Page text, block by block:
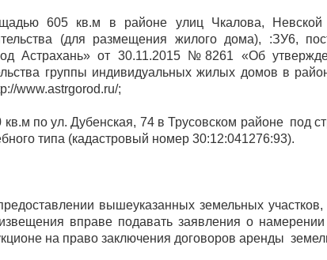
605 кв.м в районе улиц Чкалова,
(для размещения жилого дома), :ЗУ6,
Астрахань» от 30.11.2015 №8261 «Об
группы индивидуальных жилых домов в
www.astrgorod.ru/;
по ул. Дубенская, 74 в Трусовском районе под
типа (кадастровый номер 30:12:041276:93).
вышеуказанных земельных
вправе подавать заявления о намерении
на право заключения договоров аренды